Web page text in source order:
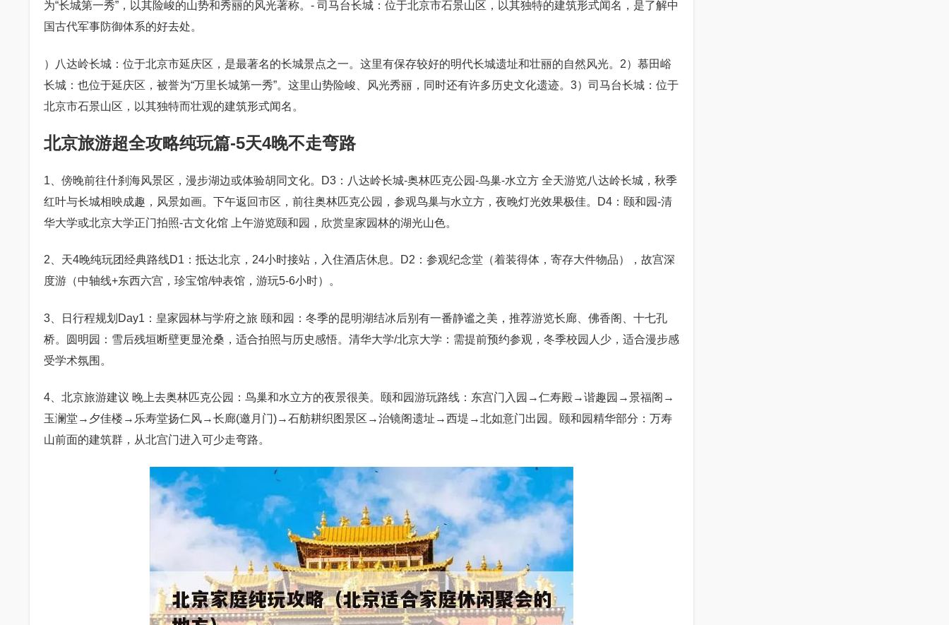
为“长城第一秀”，以其险峻的山势和秀丽的风光著称。- 司马台长城：位于北京市石景山区，以其独特的建筑形式闻名，是了解中
国古代军事防御体系的好去处。
）八达岭长城：位于北京市延庆区，是最著名的长城景点之一。这里有保存较好的明代长城遗址和壮丽的自然风光。2）慕田峪
长城：也位于延庆区，被誉为“万里长城第一秀”。这里山势险峻、风光秀丽，同时还有许多历史文化遗迹。3）司马台长城：位于
北京市石景山区，以其独特而壮观的建筑形式闻名。
北京旅游超全攻略纯玩篇-5天4晚不走弯路
1、傍晚前往什刹海风景区，漫步湖边或体验胡同文化。D3：八达岭长城-奥林匹克公园-鸟巢-水立方 全天游览八达岭长城，秋季
红叶与长城相映成趣，风景如画。下午返回市区，前往奥林匹克公园，参观鸟巢与水立方，夜晚灯光效果极佳。D4：颐和园-清
华大学或北京大学正门拍照-古文化馆 上午游览颐和园，欣赏皇家园林的湖光山色。
2、天4晚纯玩团经典路线D1：抵达北京，24小时接站，入住酒店休息。D2：参观纪念堂（着装得体，寄存大件物品），故宫深
度游（中轴线+东西六宫，珍宝馆/钟表馆，游玩5-6小时）。
3、日行程规划Day1：皇家园林与学府之旅 颐和园：冬季的昆明湖结冰后别有一番静谧之美，推荐游览长廊、佛香阁、十七孔
桥。圆明园：雪后残垣断壁更显沧桑，适合拍照与历史感悟。清华大学/北京大学：需提前预约参观，冬季校园人少，适合漫步感
受学术氛围。
4、北京旅游建议 晚上去奥林匹克公园：鸟巢和水立方的夜景很美。颐和园游玩路线：东宫门入园→仁寿殿→谐趣园→景福阁→
玉澜堂→夕佳楼→乐寿堂扬仁风→长廊(邀月门)→石舫耕织图景区→治镜阁遗址→西堤→北如意门出园。颐和园精华部分：万寿
山前面的建筑群，从北宫门进入可少走弯路。